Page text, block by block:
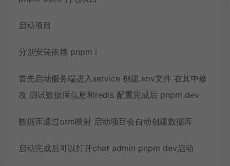
启动项目
分别安装依赖 pnpm i
首先启动服务端进入service 创建.env文件 在其中修
改 测试数据库信息和redis 配置完成后 pnpm dev
数据库通过orm映射 启动项目会自动创建数据库
启动完成后可以打开chat admin pnpm dev启动